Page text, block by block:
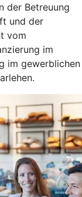
der Betreuung
und der
vom
im
im gewerblichen